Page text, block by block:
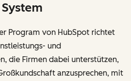
Program von HubSpot richtet
und
die Firmen dabei unterstützen,
anzusprechen, mit